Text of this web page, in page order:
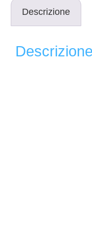
Descrizione
Descrizione